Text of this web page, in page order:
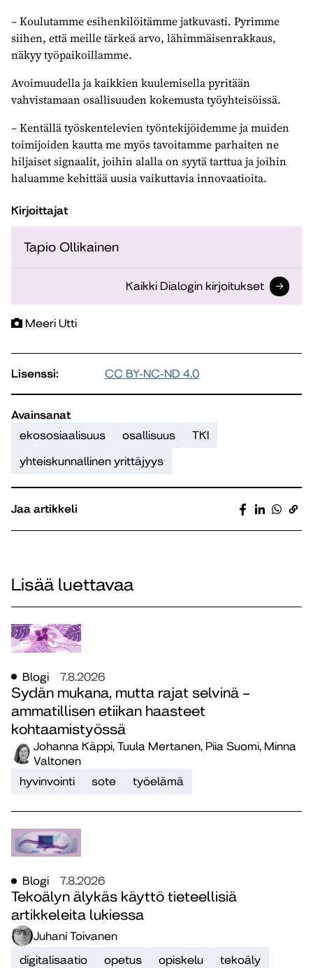
– Koulutamme esihenkilöitämme jatkuvasti. Pyrimme
siihen, että meille tärkeä arvo, lähimmäisenrakkaus,
näkyy työpaikoillamme.
Avoimuudella ja kaikkien kuulemisella pyritään
vahvistamaan osallisuuden kokemusta työyhteisöissä.
– Kentällä työskentelevien työntekijöidemme ja muiden
toimijoiden kautta me myös tavoitamme parhaiten ne
hiljaiset signaalit, joihin alalla on syytä tarttua ja joihin
haluamme kehittää uusia vaikuttavia innovaatioita.
Kirjoittajat
Tapio Ollikainen
Kaikki Dialogin kirjoitukset
Meeri Utti
Lisenssi: CC BY-NC-ND 4.0
Avainsanat
ekososiaalisuus
osallisuus
TKI
yhteiskunnallinen yrittäjyys
Jaa artikkeli
Lisää luettavaa
Blogi 7.8.2026
Sydän mukana, mutta rajat selvinä –
ammatillisen etiikan haasteet
kohtaamistyössä
Johanna Käppi, Tuula Mertanen, Piia Suomi, Minna
Valtonen
hyvinvointi
sote työelämä
Blogi 7.8.2026
Tekoälyn älykäs käyttö tieteellisiä
artikkeleita lukiessa
Juhani Toivanen
digitalisaatio
opetus opiskelu tekoäly